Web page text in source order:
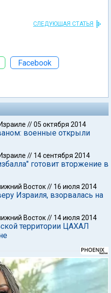
СЛЕДУЮЩАЯ СТАТЬЯ
Facebook
//05 октября 2014
военные открыли
// 14 сентября 2014
готовит вторжение в
Восток// 16 июля 2014
Израиля, взорвалась на
Восток// 14 июля 2014
территории ЦАХАЛ